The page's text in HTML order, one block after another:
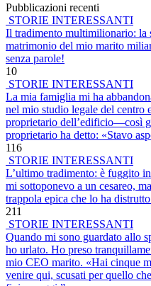
Pubblicazioni recenti
STORIE INTERESSANTI
Il tradimento multimilionario: la
matrimonio del mio marito
senza parole!
10
STORIE INTERESSANTI
La mia famiglia mi ha
nel mio studio legale del centro
proprietario dell’edificio—così
proprietario ha detto: «Stavo
116
STORIE INTERESSANTI
L’ultimo tradimento: è fuggito
mi sottoponevo a un cesareo,
trappola epica che lo ha
211
STORIE INTERESSANTI
Quando mi sono guardato allo
ho urlato. Ho preso
mio CEO marito. «Hai cinque
venire qui, scusati per quello